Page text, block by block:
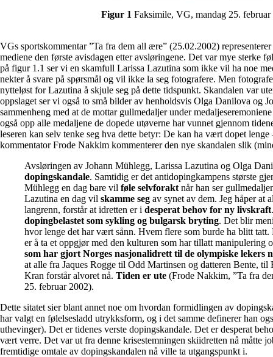
Figur 1 Faksimile, VG, mandag 25. februar
VGs sportskommentar ”Ta fra dem all ære” (25.02.2002)
mediene den første avisdagen etter avsløringene. Det var mye sterke
på figur 1.1 ser vi en skamfull Larissa Lazutina som ikke vil ha noe
nekter å svare på spørsmål og vil ikke la seg fotografere. Men
nytteløst for Lazutina å skjule seg på dette tidspunkt. Skandalen var
oppslaget ser vi også to små bilder av henholdsvis Olga Danilova og
sammenheng med at de mottar gullmedaljer under
også opp alle medaljene de dopede utøverne har vunnet gjennom
leseren kan selv tenke seg hva dette betyr: De kan ha vært dopet
kommentator Frode Nakkim kommenterer den nye skandalen slik
Avsløringen av Johann Mühlegg, Larissa Lazutina og Olga
dopingskandale. Samtidig er det antidopingkampens største
Mühlegg en dag bare vil føle selvforakt når han ser
Lazutina en dag vil skamme seg av synet av dem. Jeg håper at
langrenn, forstår at idretten er i desperat behov for ny livskraft
dopingbelastet som sykling og bulgarsk bryting. Det blir
hvor lenge det har vært sånn. Hvem flere som burde ha blitt tatt.
er å ta et oppgjør med den kulturen som har tillatt manipulering
som har gjort Norges nasjonalidrett til de olympiske lekers
at alle fra Jaques Rogge til Odd Martinsen og datteren Bente,
Kran forstår alvoret nå. Tiden er ute (Frode Nakkim, ”Ta fra
25. februar 2002).
Dette sitatet sier blant annet noe om hvordan formidlingen av
har valgt en følelsesladd utrykksform, og i det samme definerer han
uthevinger). Det er tidenes verste dopingskandale. Det er desperat
vært verre. Det var ut fra denne krisestemningen skiidretten nå måtte
fremtidige omtale av dopingskandalen nå ville ta utgangspunkt i.